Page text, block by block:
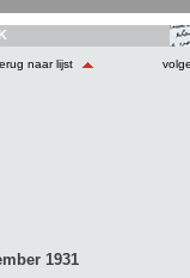
naar lijst
1931